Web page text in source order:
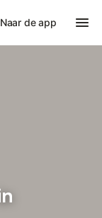
Naar de app